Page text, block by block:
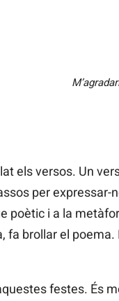
els versos. Un
per expressar-
poètic i a la
brollar el
festes. És